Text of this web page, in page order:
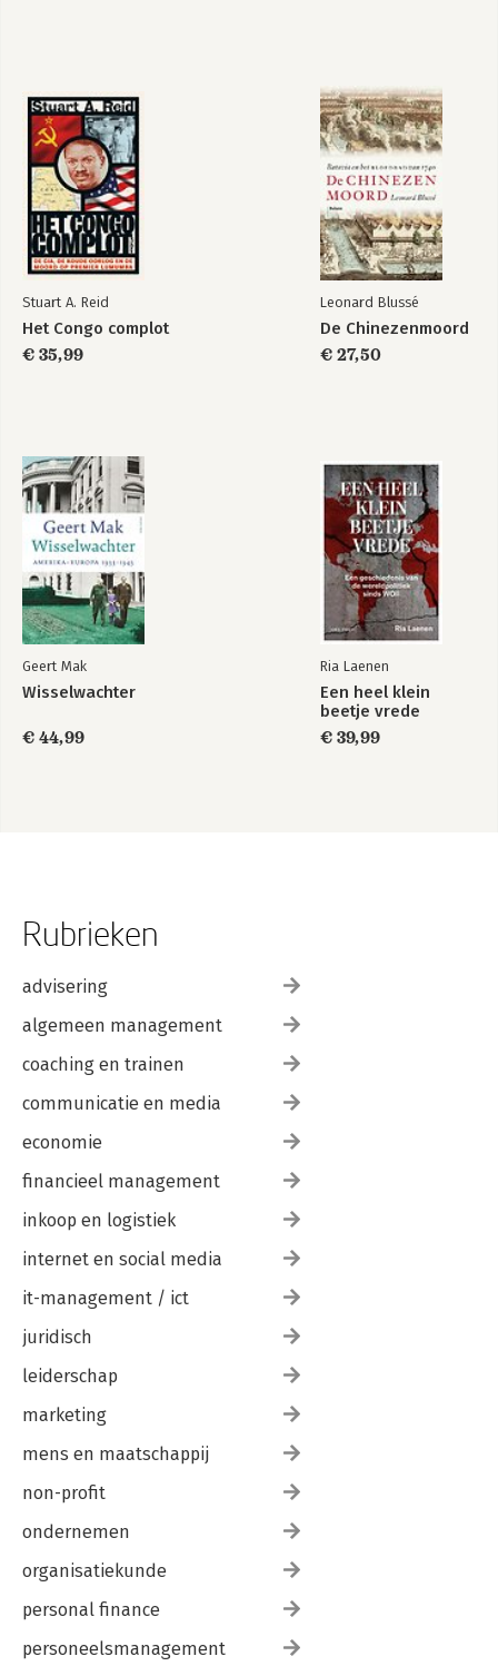
Le réveil
géopolitique de
l'Europe
The Passage to
Europe – How a
Continent Became a
Union
Bekijk alle boeken
Stuart A. Reid
Het Congo complot
€ 35,99
Leonard Blussé
De Chinezenmoord
€ 27,50
Geert Mak
Wisselwachter
€ 44,99
Ria Laenen
Een heel klein
beetje vrede
€ 39,99
Rubrieken
advisering
algemeen management
coaching en trainen
communicatie en media
economie
financieel management
inkoop en logistiek
internet en social media
it-management / ict
juridisch
leiderschap
marketing
mens en maatschappij
non-profit
ondernemen
organisatiekunde
personal finance
personeelsmanagement